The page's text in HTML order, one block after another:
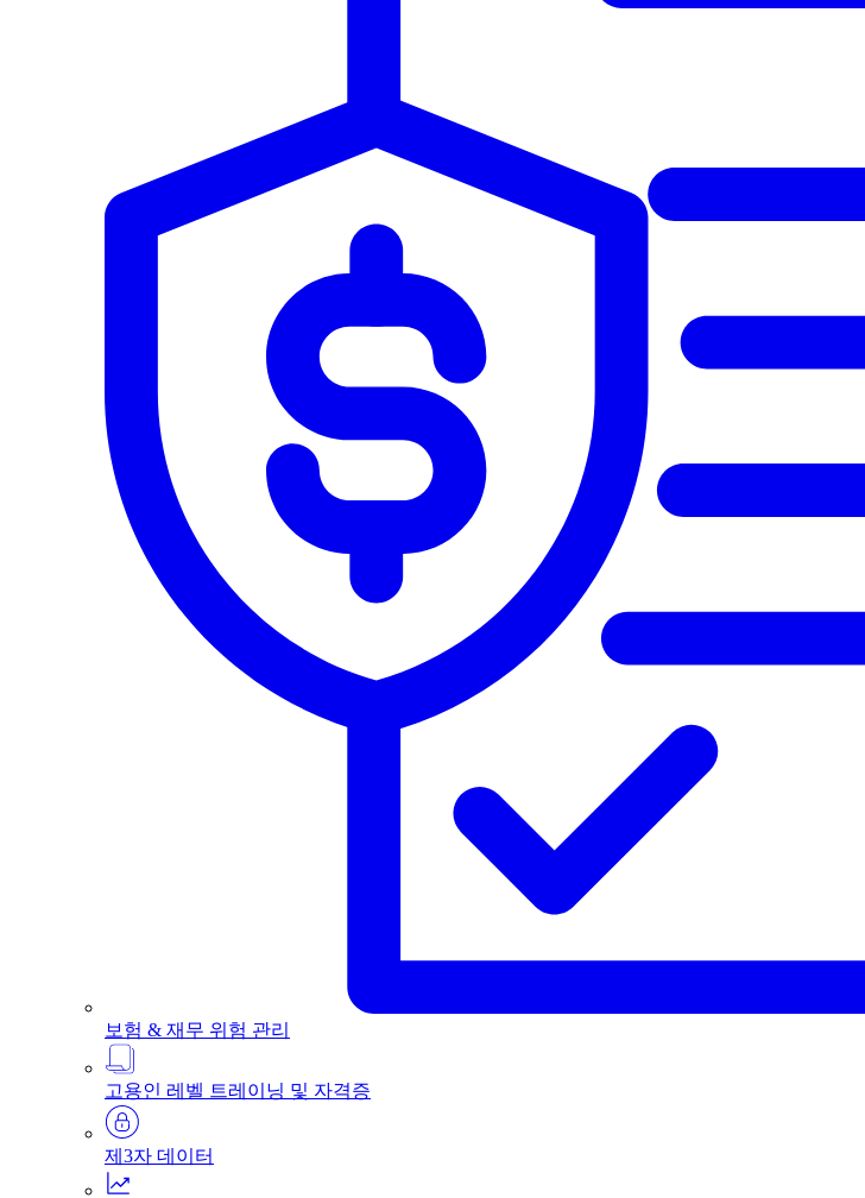
보험 & 재무 위험 관리
고용인 레벨 트레이닝 및 자격증
제3자 데이터